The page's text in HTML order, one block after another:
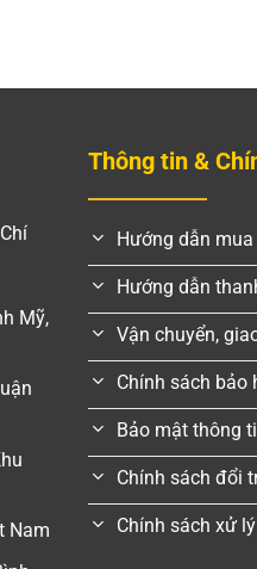
Mỹ,
Nam
Thông tin &
Hướng dẫn mua
Hướng dẫn
Vận chuyển,
Chính sách bảo
Bảo mật thông
Chính sách đổi
Chính sách xử